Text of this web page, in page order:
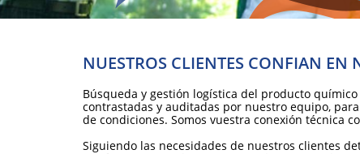
NUESTROS CLIENTES CONFIAN EN
Búsqueda y gestión logística del producto
contrastadas y auditadas por nuestro equipo,
de condiciones. Somos vuestra conexión técnica
Siguiendo las necesidades de nuestros clientes